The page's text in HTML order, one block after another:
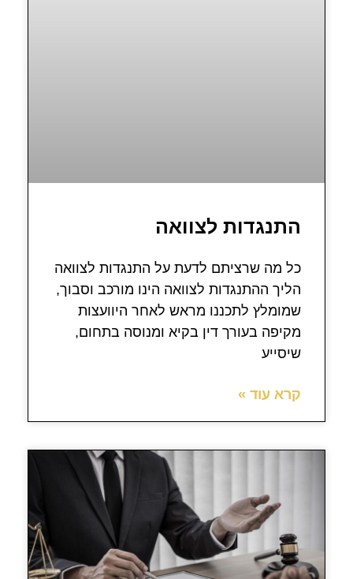
התנגדות לצוואה
כל מה שרציתם לדעת על התנגדות לצוואה
הליך ההתנגדות לצוואה הינו מורכב וסבוך,
שמומלץ לתכננו מראש לאחר היוועצות
מקיפה בעורך דין בקיא ומנוסה בתחום,
שיסייע
קרא עוד »